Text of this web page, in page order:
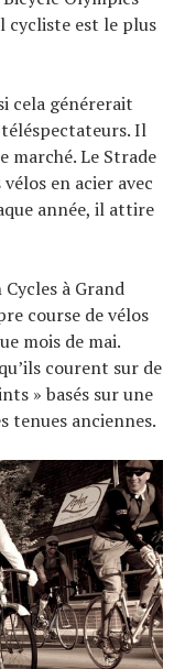
cycliste est le plus
cela générerait
Il
marché. Le Strade
en acier avec
année, il attire
à Grand
course de vélos
mois de mai.
courent sur de
» basés sur une
tenues anciennes.